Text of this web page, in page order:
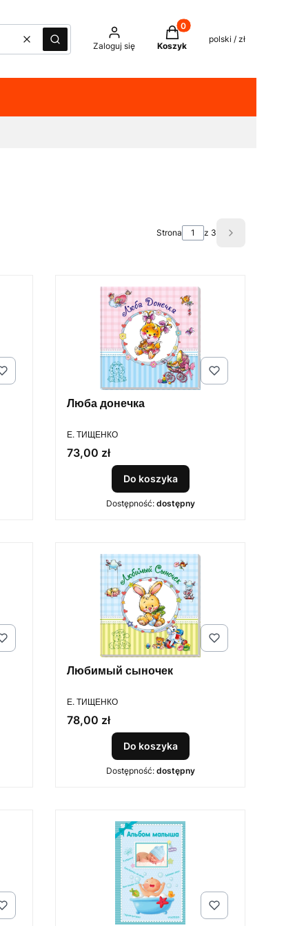
WyczyśćSzukaj Zaloguj się
Produkty w koszyku: 0.
Koszyk
polski / zł
Strona z 3 Następne
Люба донечка
PRODUCENT
Е. ТИЩЕНКО
Cena
73,00 zł
Do koszyka
Dostępność: dostępny
Любимый сыночек
PRODUCENT
Е. ТИЩЕНКО
Cena
78,00 zł
Do koszyka
Dostępność: dostępny